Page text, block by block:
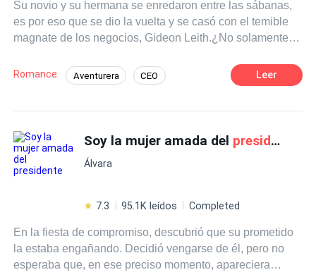
Su novio y su hermana se enredaron entre las sábanas,
es por eso que se dio la vuelta y se casó con el temible
magnate de los negocios, Gideon Leith.¿No solamente
publicista y empresaria? ¿Un increíble piloto de carreras?
¿Una diseñadora medallista de oro reconocida
una diosa admirada por millones de personas, y sus
admiradores hicieron filas desde Jincheng a lo largo
hasta Kioto.El Sr. Leith, quien noto el encanto femenino
brazos. “Esposa, necesito esconderte. ¡Tú solo me
Romance Aventurera CEO
Contemporánea
Leer
Soy la mujer amada del presiden
Álvara
7.3 95.1K leídos Completed
En la fiesta de compromiso, descubrió que su prometido
la estaba engañando. Decidió vengarse de él, pero no
esperaba que, en ese preciso momento, apareciera